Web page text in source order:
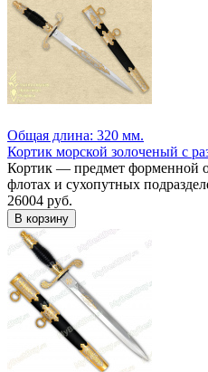
Общая длина: 320 мм.
Кортик морской золоченый с
Кортик — предмет форменной
флотах и сухопутных
26004 руб.